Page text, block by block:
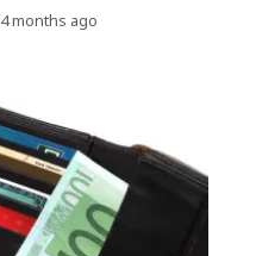
4 months ago